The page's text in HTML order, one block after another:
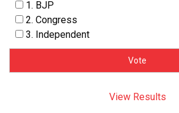
1. BJP
2. Congress
3. Independent
View Results